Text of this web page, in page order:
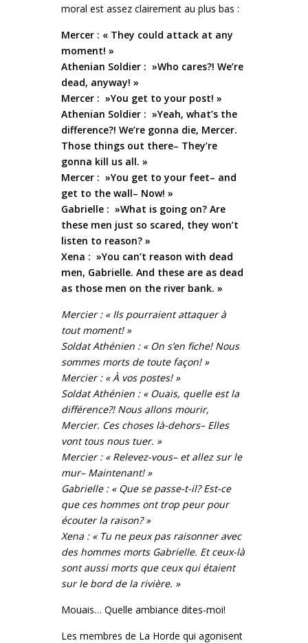
moral est assez clairement au plus bas :
Mercer : « They could attack at any
moment! »
Athenian Soldier : »Who cares?! We’re
dead, anyway! »
Mercer : »You get to your post! »
Athenian Soldier : »Yeah, what’s the
difference?! We’re gonna die, Mercer.
Those things out there– They’re
gonna kill us all. »
Mercer : »You get to your feet– and
get to the wall– Now! »
Gabrielle : »What is going on? Are
these men just so scared, they won’t
listen to reason? »
Xena : »You can’t reason with dead
men, Gabrielle. And these are as dead
as those men on the river bank. »
Mercier : « Ils pourraient attaquer à
tout moment! »
Soldat Athénien : « On s’en fiche! Nous
sommes morts de toute façon! »
Mercier : « À vos postes! »
Soldat Athénien : « Ouais, quelle est la
différence?! Nous allons mourir,
Mercier. Ces choses là-dehors– Elles
vont tous nous tuer. »
Mercier : « Relevez-vous– et allez sur le
mur– Maintenant! »
Gabrielle : « Que se passe-t-il? Est-ce
que ces hommes ont trop peur pour
écouter la raison? »
Xena : « Tu ne peux pas raisonner avec
des hommes morts Gabrielle. Et ceux-là
sont aussi morts que ceux qui étaient
sur le bord de la rivière. »
Mouais… Quelle ambiance dites-moi!
Les membres de La Horde qui agonisent